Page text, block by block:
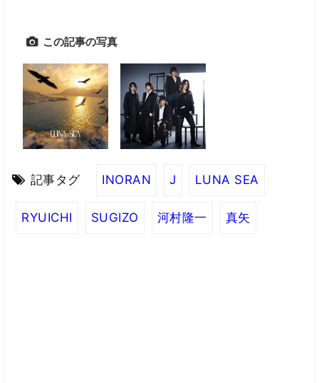
この記事の写真
記事タグ INORAN J LUNA SEA
RYUICHI SUGIZO 河村隆一 真矢